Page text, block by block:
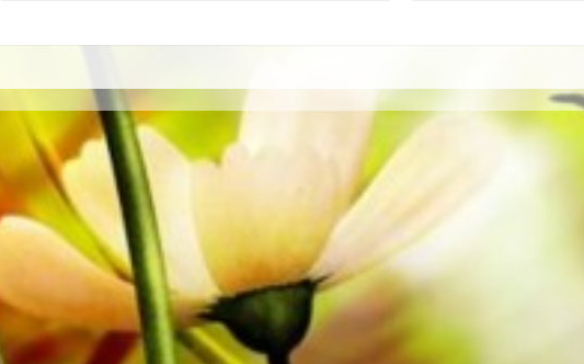
und weiteren Anbietern weltweit erhältlich.
Alle Noten von Obrasso werden auf hochwertigem Papier
Notenpapier bietet einen guten Kontrast und schont die Augen bei
Lichtverhältnissen. Die Lieferung für Privatkunden weltweit erfolgt
Bestellen Sie jetzt ihre Noten direkt im Obrasso Verlag.